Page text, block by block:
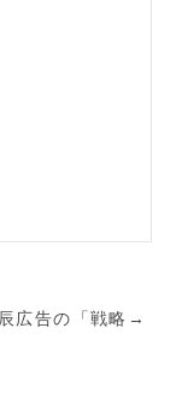
広告の「戦略→